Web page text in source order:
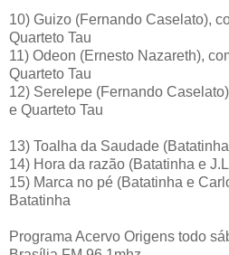
10) Guizo (Fernando Caselato),
Quarteto Tau
11) Odeon (Ernesto Nazareth),
Quarteto Tau
12) Serelepe (Fernando
e Quarteto Tau
13) Toalha da Saudade
14) Hora da razão (Batatinha e
15) Marca no pé (Batatinha e
Batatinha
Programa Acervo Origens todo